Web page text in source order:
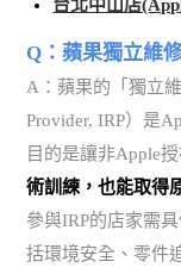
台北中山店
Q：蘋果獨立維
A：蘋果的「獨立
Provider, IRP）是
目的是讓非Apple
術訓練，也能取得
參與IRP的店家需
括環境安全、零件